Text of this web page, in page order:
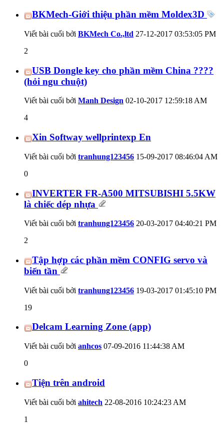
BKMech-Giới thiệu phần mềm Moldex3D
Viết bài cuối bởi BKMech Co.,ltd 27-12-2017 03:53:05 PM
2
USB Dongle key cho phần mềm China ????
(hỏi ngu chuột)
Viết bài cuối bởi Manh Design 02-10-2017 12:59:18 AM
4
Xin Softway wellprintexp En
Viết bài cuối bởi tranhung123456 15-09-2017 08:46:04 AM
0
INVERTER FR-A500 MITSUBISHI 5.5KW
là chiếc dép nhựa
Viết bài cuối bởi tranhung123456 20-03-2017 04:40:21 PM
2
Tập hợp các phần mềm CONFIG servo và
biến tần
Viết bài cuối bởi tranhung123456 19-03-2017 01:45:10 PM
19
Delcam Learning Zone (app)
Viết bài cuối bởi anhcos 07-09-2016 11:44:38 AM
0
Tiện trên android
Viết bài cuối bởi ahitech 22-08-2016 10:24:23 AM
1